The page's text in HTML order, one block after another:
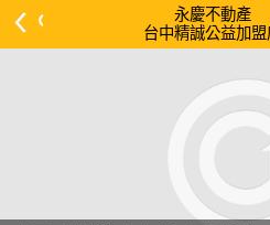
永慶不動產
台中精誠公益加盟